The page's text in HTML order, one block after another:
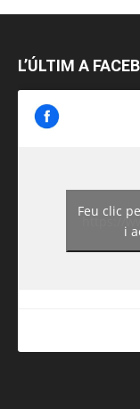
L’ÚLTIM A
https://
Feu clic
i